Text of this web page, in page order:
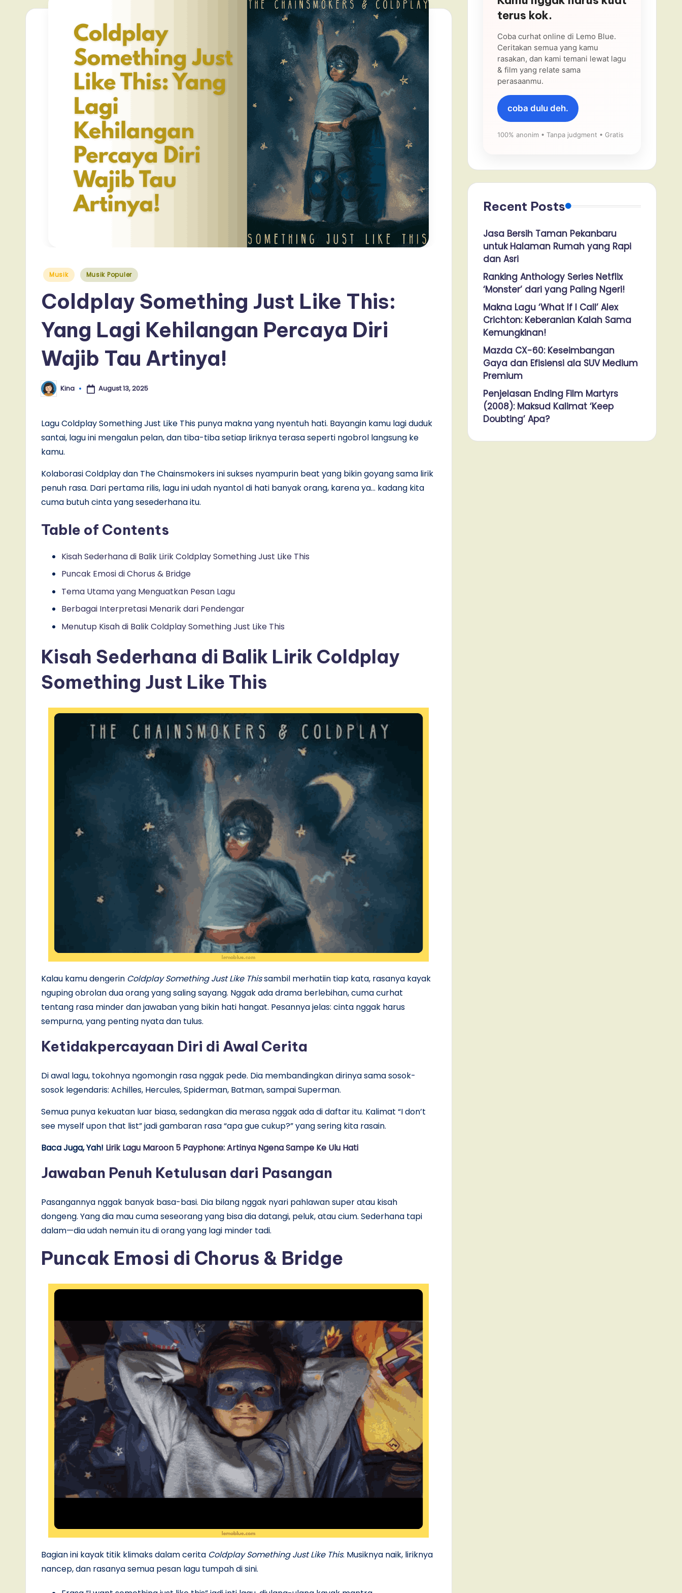
Posted
Musik Musik Populer
Coldplay Something Just Like This:
Yang Lagi Kehilangan Percaya Diri
Wajib Tau Artinya!
Posted
by
Kina August 13, 2025
Lagu Coldplay Something Just Like This punya makna yang nyentuh hati. Bayangin kamu lagi duduk
santai, lagu ini mengalun pelan, dan tiba-tiba setiap liriknya terasa seperti ngobrol langsung ke
kamu.
Kolaborasi Coldplay dan The Chainsmokers ini sukses nyampurin beat yang bikin goyang sama lirik
penuh rasa. Dari pertama rilis, lagu ini udah nyantol di hati banyak orang, karena ya… kadang kita
cuma butuh cinta yang sesederhana itu.
Table of Contents
Kisah Sederhana di Balik Lirik Coldplay Something Just Like This
Puncak Emosi di Chorus & Bridge
Tema Utama yang Menguatkan Pesan Lagu
Berbagai Interpretasi Menarik dari Pendengar
Menutup Kisah di Balik Coldplay Something Just Like This
Kisah Sederhana di Balik Lirik Coldplay
Something Just Like This
Kalau kamu dengerin Coldplay Something Just Like Thissambil merhatiin tiap kata, rasanya kayak
nguping obrolan dua orang yang saling sayang. Nggak ada drama berlebihan, cuma curhat
tentang rasa minder dan jawaban yang bikin hati hangat. Pesannya jelas: cinta nggak harus
sempurna, yang penting nyata dan tulus.
Ketidakpercayaan Diri di Awal Cerita
Di awal lagu, tokohnya ngomongin rasa nggak pede. Dia membandingkan dirinya sama sosok-
sosok legendaris: Achilles, Hercules, Spiderman, Batman, sampai Superman.
Semua punya kekuatan luar biasa, sedangkan dia merasa nggak ada di daftar itu. Kalimat “I don’t
see myself upon that list” jadi gambaran rasa “apa gue cukup?” yang sering kita rasain.
Baca Juga, Yah! Lirik Lagu Maroon 5 Payphone: Artinya Ngena Sampe Ke Ulu Hati
Jawaban Penuh Ketulusan dari Pasangan
Pasangannya nggak banyak basa-basi. Dia bilang nggak nyari pahlawan super atau kisah
dongeng. Yang dia mau cuma seseorang yang bisa dia datangi, peluk, atau cium. Sederhana tapi
dalam—dia udah nemuin itu di orang yang lagi minder tadi.
Puncak Emosi di Chorus & Bridge
Bagian ini kayak titik klimaks dalam cerita Coldplay Something Just Like This. Musiknya naik, liriknya
nancep, dan rasanya semua pesan lagu tumpah di sini.
terus kok.
Coba curhat online di Lemo Blue.
Ceritakan semua yang kamu
rasakan, dan kami temani lewat lagu
& film yang relate sama
perasaanmu.
coba dulu deh.
100% anonim • Tanpa judgment • Gratis
Recent Posts
Jasa Bersih Taman Pekanbaru
untuk Halaman Rumah yang Rapi
dan Asri
Ranking Anthology Series Netflix
‘Monster’ dari yang Paling Ngeri!
Makna Lagu ‘What If I Call’ Alex
Crichton: Keberanian Kalah Sama
Kemungkinan!
Mazda CX-60: Keseimbangan
Gaya dan Efisiensi ala SUV Medium
Premium
Penjelasan Ending Film Martyrs
(2008): Maksud Kalimat ‘Keep
Doubting’ Apa?